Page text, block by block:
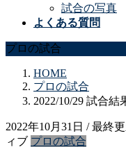
試合の写真
よくある質問
プロの試合
HOME
プロの試合
2022/10/29 試合結
2022年10月31日 / 最終
ィブ プロの試合